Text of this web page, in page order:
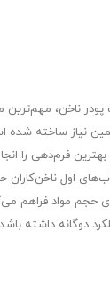
ناخن، مهم‌ترین
نیاز ساخته
بهترین فرم‌دهی را
اول ناخن‌کاران
حجم مواد فراهم
دوگانه داشته